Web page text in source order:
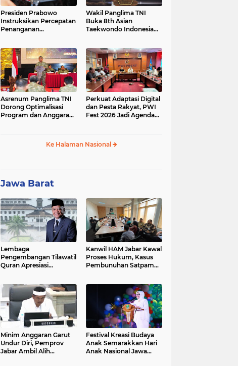
Presiden Prabowo
Instruksikan Percepatan
Penanganan
BBM
Wakil Panglima TNI
Buka 8th Asian
Taekwondo Indonesia
Asrenum Panglima TNI
Dorong Optimalisasi
Program dan Anggaran
Perkuat Adaptasi Digital
dan Pesta Rakyat, PWI
Fest 2026 Jadi Agenda
Ke Halaman Nasional
Jawa Barat
Lembaga
Pengembangan Tilawatil
Quran Apresiasi
Langsung MTQ Jabar
Kanwil HAM Jabar Kawal
Proses Hukum, Kasus
Pembunuhan Satpam
Minim Anggaran Garut
Undur Diri, Pemprov
Jabar Ambil Alih
Festival Kreasi Budaya
Anak Semarakkan Hari
Anak Nasional Jawa